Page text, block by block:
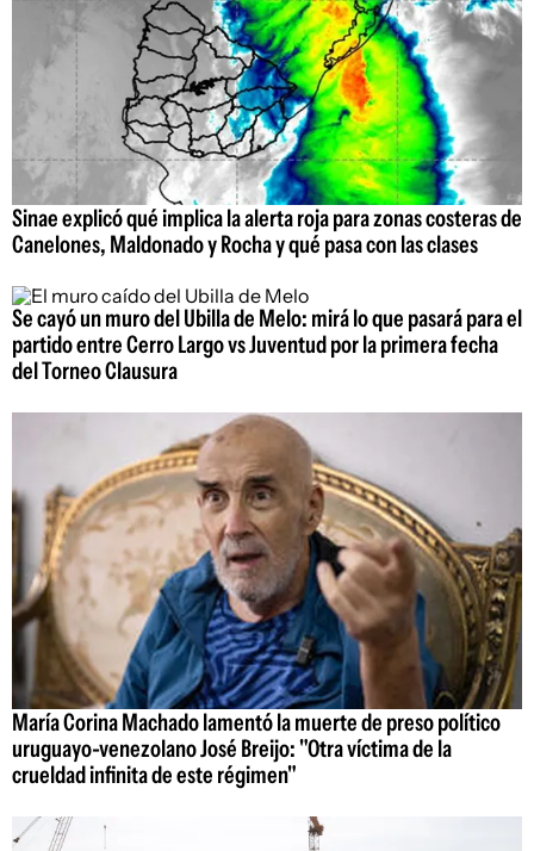
Sinae explicó qué implica la alerta roja para zonas costeras de
Canelones, Maldonado y Rocha y qué pasa con las clases
Se cayó un muro del Ubilla de Melo: mirá lo que pasará para el
partido entre Cerro Largo vs Juventud por la primera fecha
del Torneo Clausura
María Corina Machado lamentó la muerte de preso político
uruguayo-venezolano José Breijo: "Otra víctima de la
crueldad infinita de este régimen"